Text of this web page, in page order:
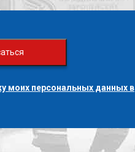
моих персональных данных в